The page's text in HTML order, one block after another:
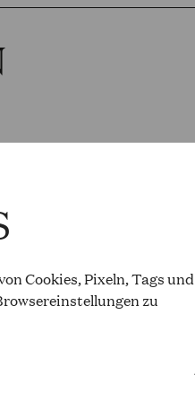
Cookies, Pixeln, Tags und
zu